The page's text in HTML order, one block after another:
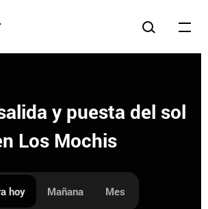
y puesta del sol
Los Mochis
hoy Mañana Mes